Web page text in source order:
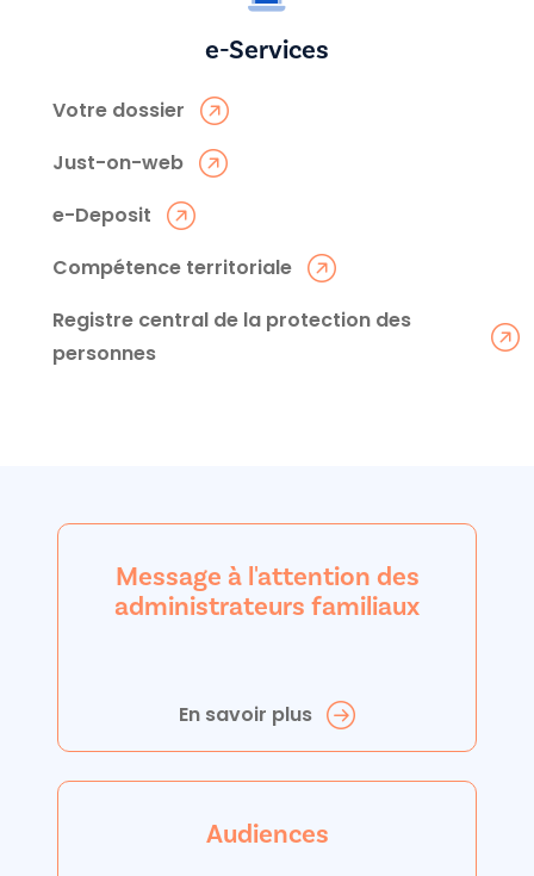
e-Services
Votre dossier
Just-on-web
e-Deposit
Compétence territoriale
Registre central de la protection des
personnes
Message à l'attention des
administrateurs familiaux
En savoir plus
Audiences